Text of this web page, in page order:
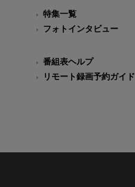
特集一覧
フォトインタビュー
番組表ヘルプ
リモート録画予約ガイド